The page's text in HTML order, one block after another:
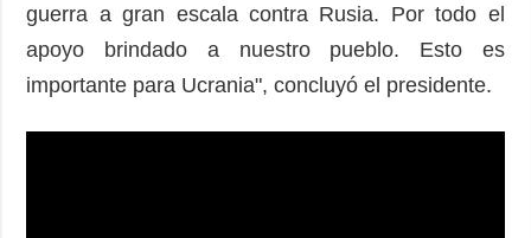
guerra a gran escala contra Rusia. Por todo el
apoyo brindado a nuestro pueblo. Esto es
importante para Ucrania", concluyó el presidente.